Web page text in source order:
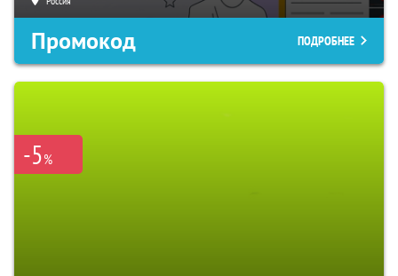
Промокод ПОДРОБНЕЕ
-5%